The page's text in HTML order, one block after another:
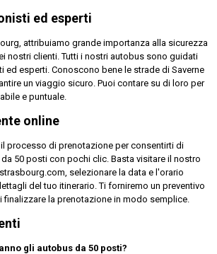
ed esperti
attribuiamo grande importanza alla sicurezza
nostri clienti. Tutti i nostri autobus sono guidati
esperti. Conoscono bene le strade di Saverne
un viaggio sicuro. Puoi contare su di loro per
e puntuale.
online
processo di prenotazione per consentirti di
50 posti con pochi clic. Basta visitare il nostro
selezionare la data e l'orario
del tuo itinerario. Ti forniremo un preventivo
la prenotazione in modo semplice.
gli autobus da 50 posti?